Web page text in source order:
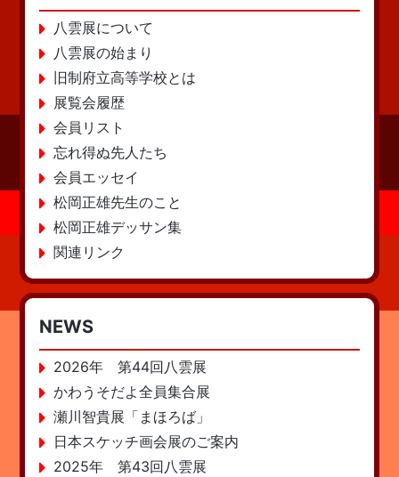
八雲展について
八雲展の始まり
旧制府立高等学校とは
展覧会履歴
会員リスト
忘れ得ぬ先人たち
会員エッセイ
松岡正雄先生のこと
松岡正雄デッサン集
関連リンク
NEWS
2026年 第44回八雲展
かわうそだよ全員集合展
瀬川智貴展「まほろば」
日本スケッチ画会展のご案内
2025年 第43回八雲展